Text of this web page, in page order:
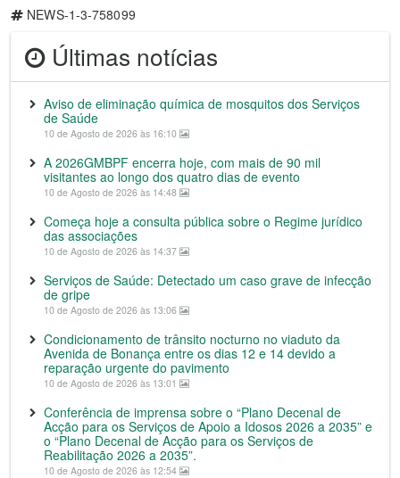
NEWS-1-3-758099
Últimas notícias
Aviso de eliminação química de mosquitos dos Serviços
de Saúde
10 de Agosto de 2026 às 16:10
A 2026GMBPF encerra hoje, com mais de 90 mil
visitantes ao longo dos quatro dias de evento
10 de Agosto de 2026 às 14:48
Começa hoje a consulta pública sobre o Regime jurídico
das associações
10 de Agosto de 2026 às 14:37
Serviços de Saúde: Detectado um caso grave de infecção
de gripe
10 de Agosto de 2026 às 13:06
Condicionamento de trânsito nocturno no viaduto da
Avenida de Bonança entre os dias 12 e 14 devido a
reparação urgente do pavimento
10 de Agosto de 2026 às 13:01
Conferência de imprensa sobre o “Plano Decenal de
Acção para os Serviços de Apoio a Idosos 2026 a 2035” e
o “Plano Decenal de Acção para os Serviços de
Reabilitação 2026 a 2035”.
10 de Agosto de 2026 às 12:54